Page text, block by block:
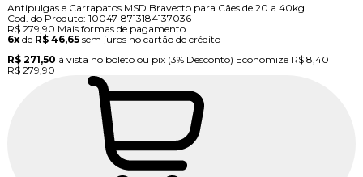
Antipulgas e Carrapatos MSD Bravecto para Cães de 20 a 40kg
Cod. do Produto: 10047-8713184137036
R$ 279,90 Mais formas de pagamento
6xde R$ 46,65 sem juros no cartão de crédito
R$ 271,50 à vista no boleto ou pix (3% Desconto) Economize R$ 8,40
R$ 279,90